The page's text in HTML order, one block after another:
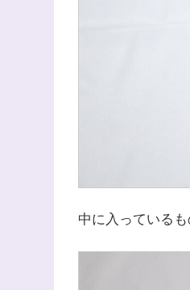
中に入っているも